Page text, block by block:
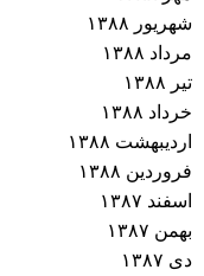
شهریور ۱۳۸۸
مرداد ۱۳۸۸
تیر ۱۳۸۸
خرداد ۱۳۸۸
اردیبهشت ۱۳۸۸
فروردین ۱۳۸۸
اسفند ۱۳۸۷
بهمن ۱۳۸۷
دی ۱۳۸۷